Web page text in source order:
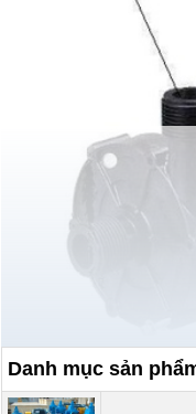
Nguyên lý hoạt
Danh mục sản